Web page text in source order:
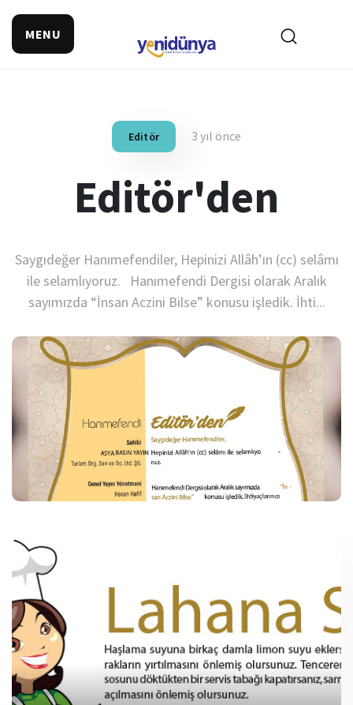
MENU
Editör 3 yıl önce
Editör'den
Saygıdeğer Hanımefendiler, Hepinizi Allâh’ın (cc) selâmı
ile selamlıyoruz. Hanımefendi Dergisi olarak Aralık
sayımızda “İnsan Aczini Bilse” konusu işledik. İhti...